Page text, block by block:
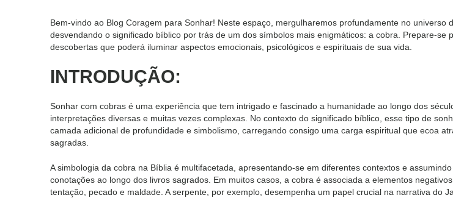
Bem-vindo ao Blog Coragem para Sonhar! Neste espaço, mergulharemos profundamente no universo
desvendando o significado bíblico por trás de um dos símbolos mais enigmáticos: a cobra. Prepare-se
descobertas que poderá iluminar aspectos emocionais, psicológicos e espirituais de sua vida.
INTRODUÇÃO:
Sonhar com cobras é uma experiência que tem intrigado e fascinado a humanidade ao longo dos
interpretações diversas e muitas vezes complexas. No contexto do significado bíblico, esse tipo de
camada adicional de profundidade e simbolismo, carregando consigo uma carga espiritual que ecoa
sagradas.
A simbologia da cobra na Bíblia é multifacetada, apresentando-se em diferentes contextos e
conotações ao longo dos livros sagrados. Em muitos casos, a cobra é associada a elementos
tentação, pecado e maldade. A serpente, por exemplo, desempenha um papel crucial na narrativa do